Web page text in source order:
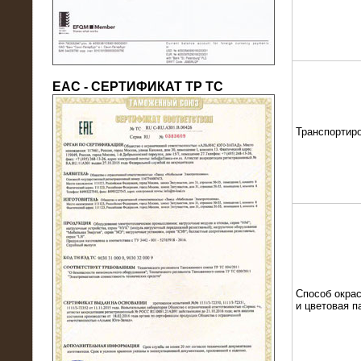
22.05.2016
Нагрузочный модуль в контейнере
10 МВт (0,4 кВ - напряжение)
ЕАС - СЕРТИФИКАТ ТР ТС
Способ
и цветовая